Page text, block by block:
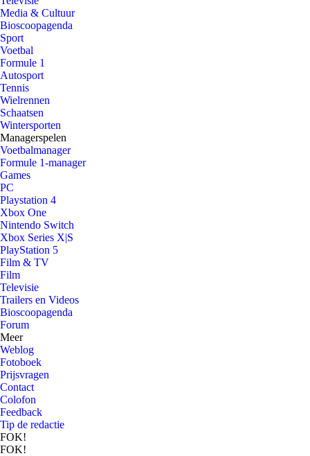
Media & Cultuur
Bioscoopagenda
Sport
Voetbal
Formule 1
Autosport
Tennis
Wielrennen
Schaatsen
Wintersporten
Managerspelen
Voetbalmanager
Formule 1-manager
Games
PC
Playstation 4
Xbox One
Nintendo Switch
Xbox Series X|S
PlayStation 5
Film & TV
Film
Televisie
Trailers en Videos
Bioscoopagenda
Forum
Meer
Weblog
Fotoboek
Prijsvragen
Contact
Colofon
Feedback
Tip de redactie
FOK!
FOK!